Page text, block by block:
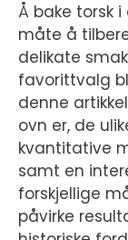
Å bake torsk
måte å
delikate
favorittvalg
denne
ovn er, de
kvantitative
samt en
forskjellige
påvirke